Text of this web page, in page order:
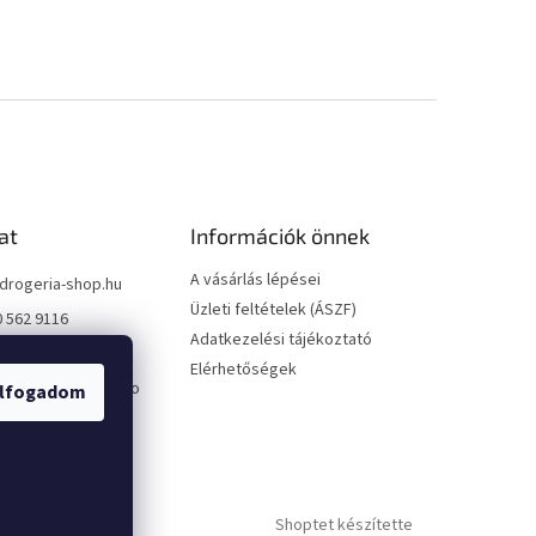
drogeria-shop.hu
562 9116
www.facebook.co
Információk önnek
A vásárlás lépései
Üzleti feltételek (ÁSZF)
Adatkezelési tájékoztató
Elérhetőségek
Shoptet készítette